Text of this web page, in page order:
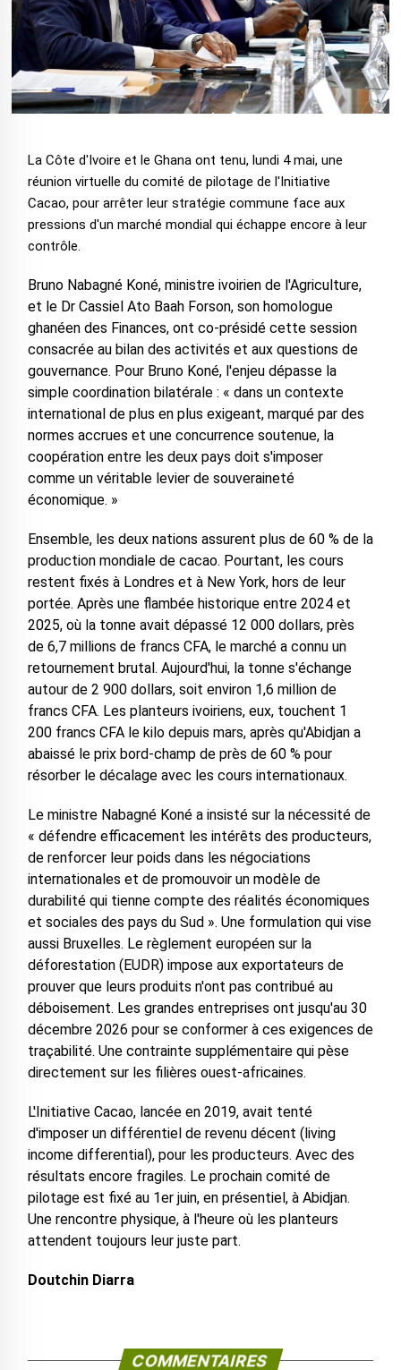
La Côte d'Ivoire et le Ghana ont tenu, lundi 4 mai, une
réunion virtuelle du comité de pilotage de l'Initiative
Cacao, pour arrêter leur stratégie commune face aux
pressions d'un marché mondial qui échappe encore à leur
contrôle.
Bruno Nabagné Koné, ministre ivoirien de l'Agriculture,
et le Dr Cassiel Ato Baah Forson, son homologue
ghanéen des Finances, ont co-présidé cette session
consacrée au bilan des activités et aux questions de
gouvernance. Pour Bruno Koné, l'enjeu dépasse la
simple coordination bilatérale : « dans un contexte
international de plus en plus exigeant, marqué par des
normes accrues et une concurrence soutenue, la
coopération entre les deux pays doit s'imposer
comme un véritable levier de souveraineté
économique. »
Ensemble, les deux nations assurent plus de 60 % de la
production mondiale de cacao. Pourtant, les cours
restent fixés à Londres et à New York, hors de leur
portée. Après une flambée historique entre 2024 et
2025, où la tonne avait dépassé 12 000 dollars, près
de 6,7 millions de francs CFA, le marché a connu un
retournement brutal. Aujourd'hui, la tonne s'échange
autour de 2 900 dollars, soit environ 1,6 million de
francs CFA. Les planteurs ivoiriens, eux, touchent 1
200 francs CFA le kilo depuis mars, après qu'Abidjan a
abaissé le prix bord-champ de près de 60 % pour
résorber le décalage avec les cours internationaux.
Le ministre Nabagné Koné a insisté sur la nécessité de
« défendre efficacement les intérêts des producteurs,
de renforcer leur poids dans les négociations
internationales et de promouvoir un modèle de
durabilité qui tienne compte des réalités économiques
et sociales des pays du Sud ». Une formulation qui vise
aussi Bruxelles. Le règlement européen sur la
déforestation (EUDR) impose aux exportateurs de
prouver que leurs produits n'ont pas contribué au
déboisement. Les grandes entreprises ont jusqu'au 30
décembre 2026 pour se conformer à ces exigences de
traçabilité. Une contrainte supplémentaire qui pèse
directement sur les filières ouest-africaines.
L'Initiative Cacao, lancée en 2019, avait tenté
d'imposer un différentiel de revenu décent (living
income differential), pour les producteurs. Avec des
résultats encore fragiles. Le prochain comité de
pilotage est fixé au 1er juin, en présentiel, à Abidjan.
Une rencontre physique, à l'heure où les planteurs
attendent toujours leur juste part.
Doutchin Diarra
COMMENTAIRES